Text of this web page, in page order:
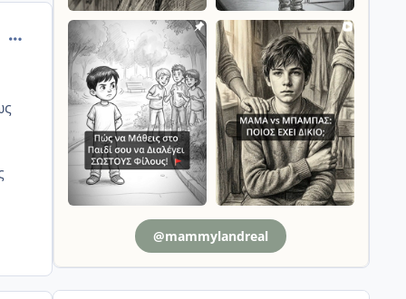
comment_1292868
@mammylandreal